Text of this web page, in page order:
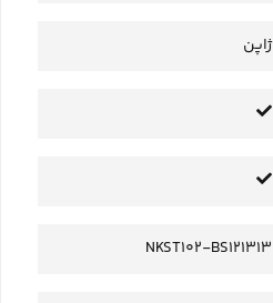
ژاپن
NKST102-BS121313